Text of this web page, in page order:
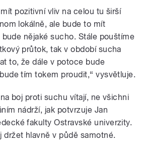
pozitivní vliv na celou tu širší
lokálně, ale bude to mít
nějaké sucho. Stále pouštíme
průtok, tak v období sucha
to, že dále v potoce bude
tím tokem proudit,“ vysvětluje.
boj proti suchu vítají, ne všichni
nádrží, jak potvrzuje Jan
fakulty Ostravské univerzity.
držet hlavně v půdě samotné.